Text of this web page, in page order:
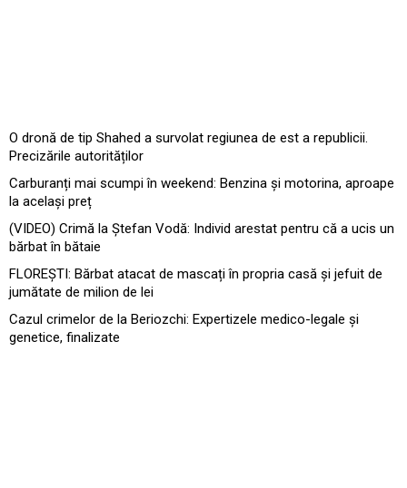
O dronă de tip Shahed a survolat regiunea de est a republicii.
Precizările autorităților
Carburanți mai scumpi în weekend: Benzina și motorina, aproape
la același preț
(VIDEO) Crimă la Ștefan Vodă: Individ arestat pentru că a ucis un
bărbat în bătaie
FLOREȘTI: Bărbat atacat de mascați în propria casă și jefuit de
jumătate de milion de lei
Cazul crimelor de la Beriozchi: Expertizele medico-legale și
genetice, finalizate